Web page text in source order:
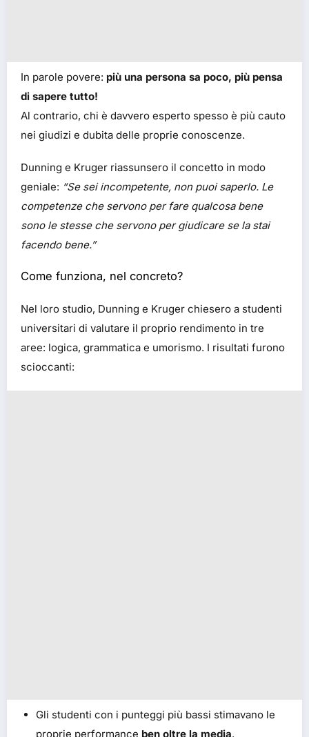
In parole povere: più una persona sa poco, più pensa
di sapere tutto!
Al contrario, chi è davvero esperto spesso è più cauto
nei giudizi e dubita delle proprie conoscenze.
Dunning e Kruger riassunsero il concetto in modo
geniale: “Se sei incompetente, non puoi saperlo. Le
competenze che servono per fare qualcosa bene
sono le stesse che servono per giudicare se la stai
facendo bene.”
Come funziona, nel concreto?
Nel loro studio, Dunning e Kruger chiesero a studenti
universitari di valutare il proprio rendimento in tre
aree: logica, grammatica e umorismo. I risultati furono
scioccanti:
Gli studenti con i punteggi più bassi stimavano le
proprie performance ben oltre la media.